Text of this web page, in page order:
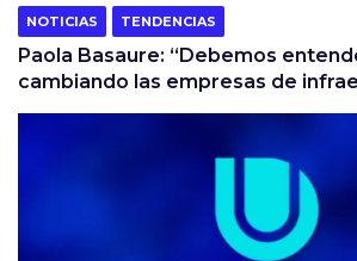
NOTICIAS TENDENCIAS
Paola Basaure: “Debemos
cambiando las empresas de